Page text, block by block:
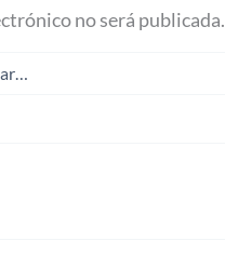
no será publicada.